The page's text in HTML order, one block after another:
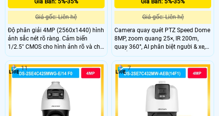
Giá gốc: Liên hệ
Độ phân giải 4MP (2560x1440) hình
ảnh sắc nét rõ ràng. Cảm biến
1/2.5" CMOS cho hình ảnh rõ và chi
tiết tốt. Zoom quang 32X quan sát
xa rõ nét trong mọi điều kiện. Hồng
ngoại 200m hỗ trợ giám sát ban
đêm hiệu quả cao.
Giá gốc: Liên hệ
Camera quay quét PTZ Speed Dome
8MP, zoom quang 25×, IR 200m,
quay 360°, AI phân biệt người & xe,
chuẩn IP67 ngoài trời.
11 7